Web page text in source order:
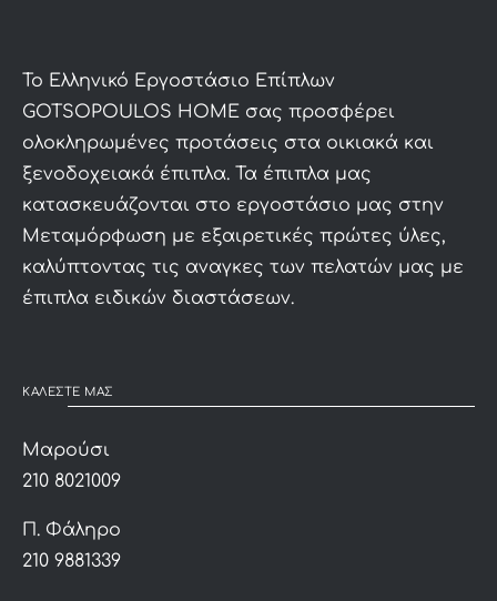
To Ελληνικό Εργοστάσιο Επίπλων
GOTSOPOULOS HOME σας προσφέρει
ολοκληρωμένες προτάσεις στα οικιακά και
ξενοδοχειακά έπιπλα. Τα έπιπλα μας
κατασκευάζονται στο εργοστάσιο μας στην
Μεταμόρφωση με εξαιρετικές πρώτες ύλες,
καλύπτοντας τις αναγκες των πελατών μας με
έπιπλα ειδικών διαστάσεων.
ΚΑΛΕΣΤΕ ΜΑΣ
Μαρούσι
210 8021009
Π. Φάληρο
210 9881339